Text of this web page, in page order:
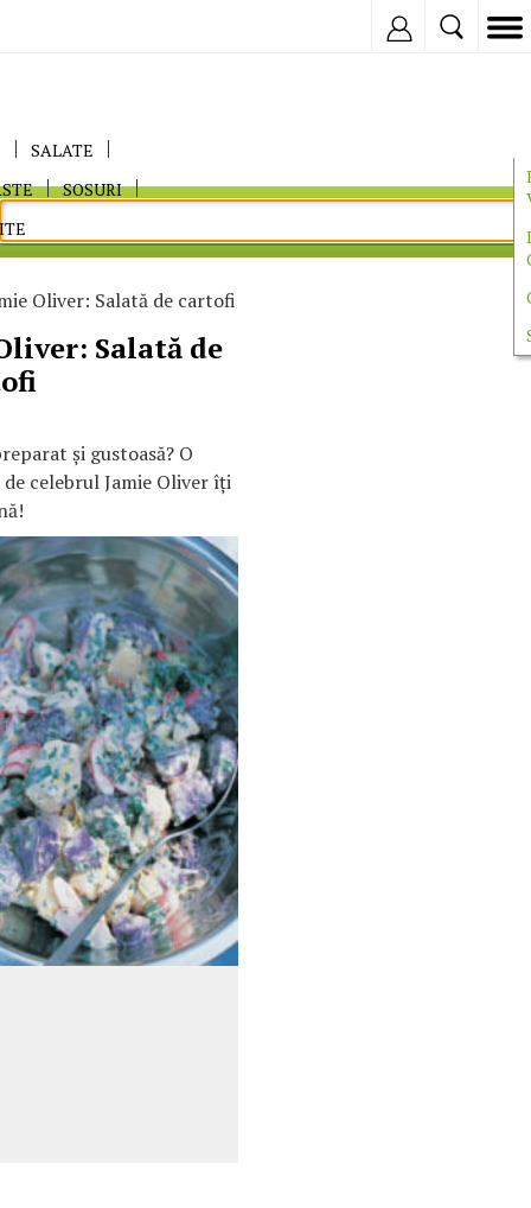
SALATE
SOSURI
Oliver: Salată de cartofi
Salată de
şi gustoasă? O
celebrul Jamie Oliver îţi